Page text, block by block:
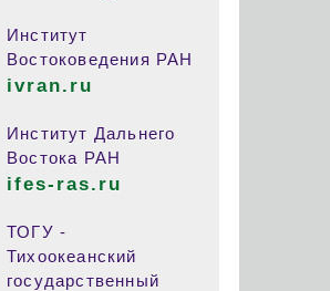
Институт
Востоковедения РАН
ivran.ru
Институт Дальнего
Востока РАН
ifes-ras.ru
ТОГУ -
Тихоокеанский
государственный